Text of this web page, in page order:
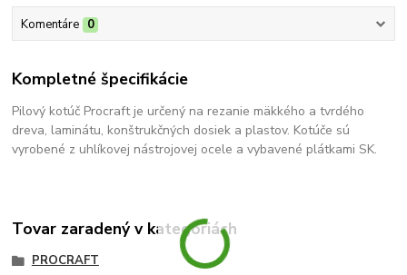
Komentáre 0
Kompletné špecifikácie
Pilový kotúč Procraft je určený na rezanie mäkkého a tvrdého
dreva, laminátu, konštrukčných dosiek a plastov. Kotúče sú
vyrobené z uhlíkovej nástrojovej ocele a vybavené plátkami SK.
Tovar zaradený v kategóriách
PROCRAFT